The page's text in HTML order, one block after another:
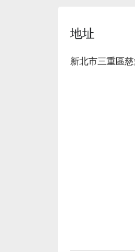
地址
新北市三重區